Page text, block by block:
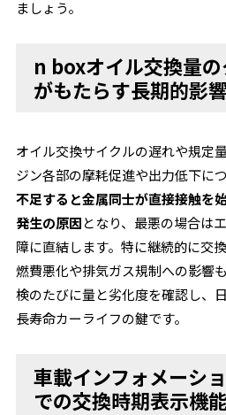
ましょう。
n boxオイル交換量
がもたらす長期的影
オイル交換サイクルの遅れや規定
ジン各部の摩耗促進や出力低下に
不足すると金属同士が直接接触を
発生の原因となり、最悪の場合は
障に直結します。特に継続的に交
燃費悪化や排気ガス規制への影響
検のたびに量と劣化度を確認し、
長寿命カーライフの鍵です。
車載インフォメーシ
での交換時期表示機